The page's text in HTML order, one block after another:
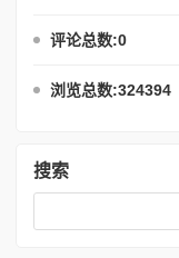
评论总数:0
浏览总数:324394
搜索